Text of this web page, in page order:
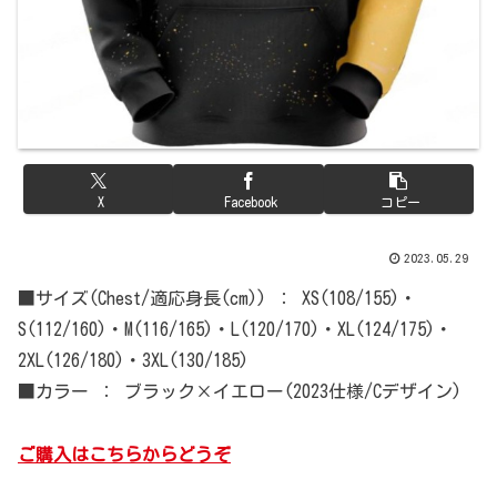
X Facebook コピー
2023.05.29
■サイズ(Chest/適応身長(cm)) ： XS(108/155)・
S(112/160)・M(116/165)・L(120/170)・XL(124/175)・
2XL(126/180)・3XL(130/185)
■カラー ： ブラック×イエロー(2023仕様/Cデザイン)
ご購入はこちらからどうぞ